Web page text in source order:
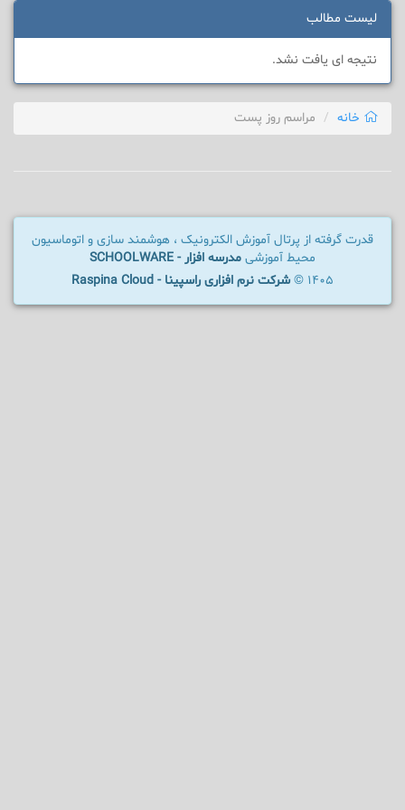
لیست مطالب
نتیجه ای یافت نشد.
خانه مراسم روز پست
قدرت گرفته از پرتال آموزش الکترونیک ، هوشمند سازی و اتوماسیون
محیط آموزشی مدرسه افزار - SCHOOLWARE
1405 ©
شرکت نرم افزاری راسپینا - Raspina Cloud